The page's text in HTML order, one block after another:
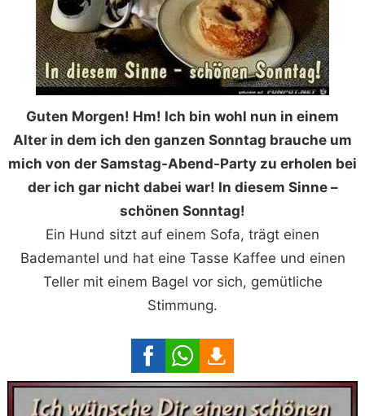
Guten Morgen! Hm! Ich bin wohl nun in einem
Alter in dem ich den ganzen Sonntag brauche um
mich von der Samstag-Abend-Party zu erholen bei
der ich gar nicht dabei war! In diesem Sinne –
schönen Sonntag!
Ein Hund sitzt auf einem Sofa, trägt einen
Bademantel und hat eine Tasse Kaffee und einen
Teller mit einem Bagel vor sich, gemütliche
Stimmung.